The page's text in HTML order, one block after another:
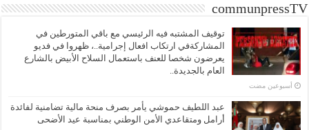
communpressTV
توقيف المشتبه فيه الرئيسي مع باقي المتورطين في
المشاركةفي ارتكاب افعال إجرامية..، ظهروا في فديو
يعرضون شخصا للعنف باستعمال السلاح الأبيض بالشارع
العام بالجديدة..
‏أسبوعين مضت
عبد اللطيف حموشي يأمر بصرف منحة مالية تضامنية لفائدة
أرامل ومتقاعدي الأمن الوطني بمناسبة عيد الأضحى